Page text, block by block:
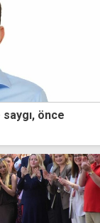
önce